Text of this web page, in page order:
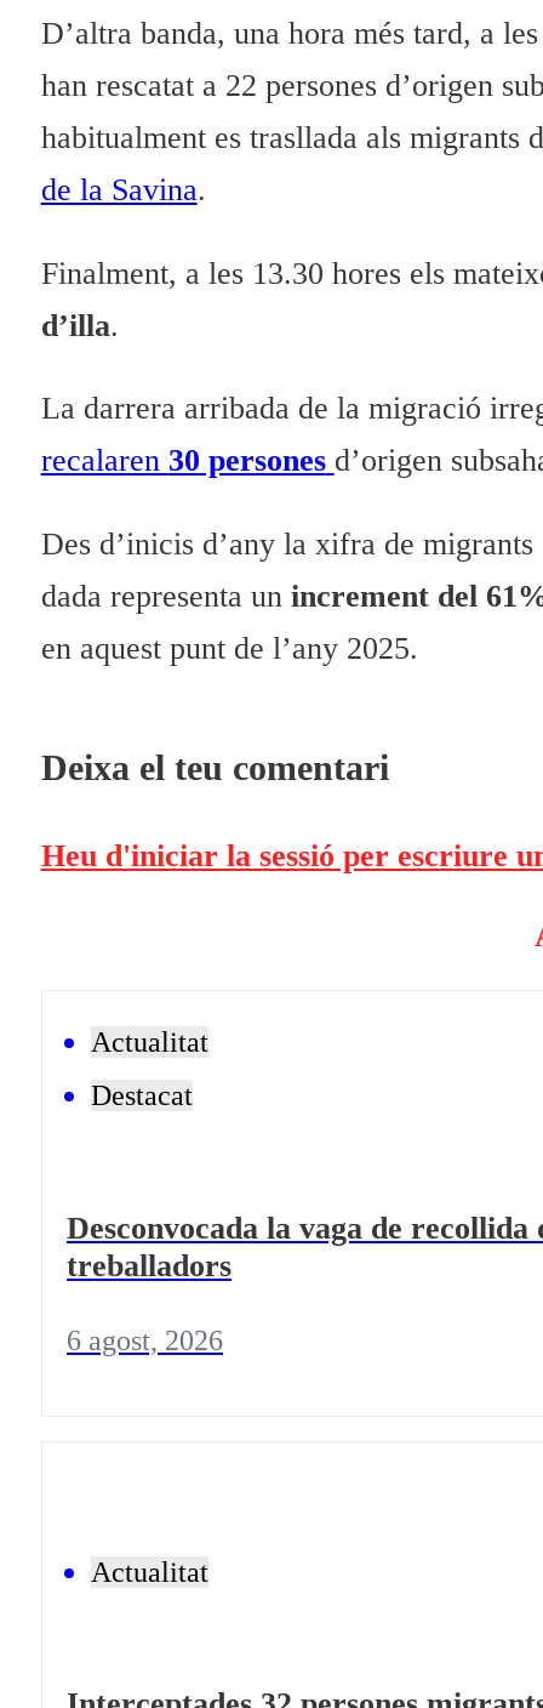
D’altra banda, una hora més tard, a
han rescatat a 22 persones d’origen
habitualment es trasllada als migrants
de la Savina.
Finalment, a les 13.30 hores els
d’illa.
La darrera arribada de la migració
recalaren 30 persones d’origen
Des d’inicis d’any la xifra de
dada representa unincrement del
en aquest punt de l’any 2025.
Deixa el teu comentari
Heu d'iniciar la sessió per escriure
Actualitat
Destacat
Desconvocada la vaga de
treballadors
6 agost, 2026
Actualitat